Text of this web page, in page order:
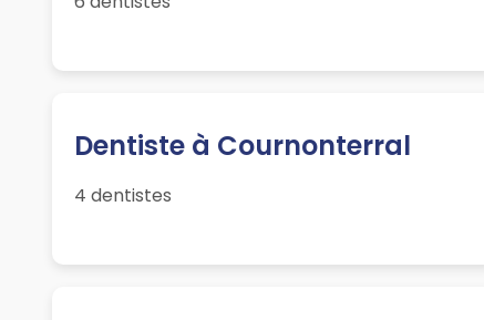
Dentiste à Cournonterral
4 dentistes